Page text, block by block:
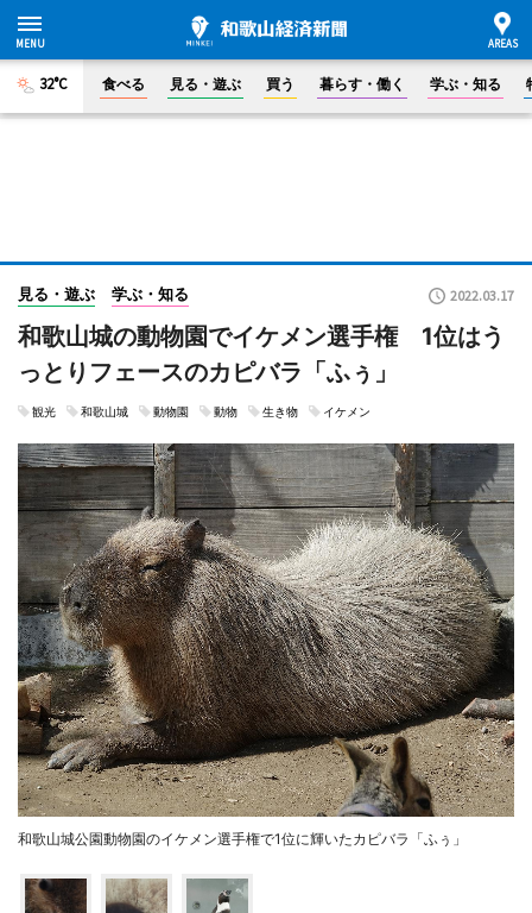
32°C 食べる 見る・遊ぶ 買う 暮らす・働く 学ぶ・知る
見る・遊ぶ 学ぶ・知る 2022.03.17
和歌山城の動物園でイケメン選手権 1位はう
っとりフェースのカピバラ「ふぅ」
観光 和歌山城 動物園 動物 生き物 イケメン
和歌山城公園動物園のイケメン選手権で1位に輝いたカピバラ「ふぅ」